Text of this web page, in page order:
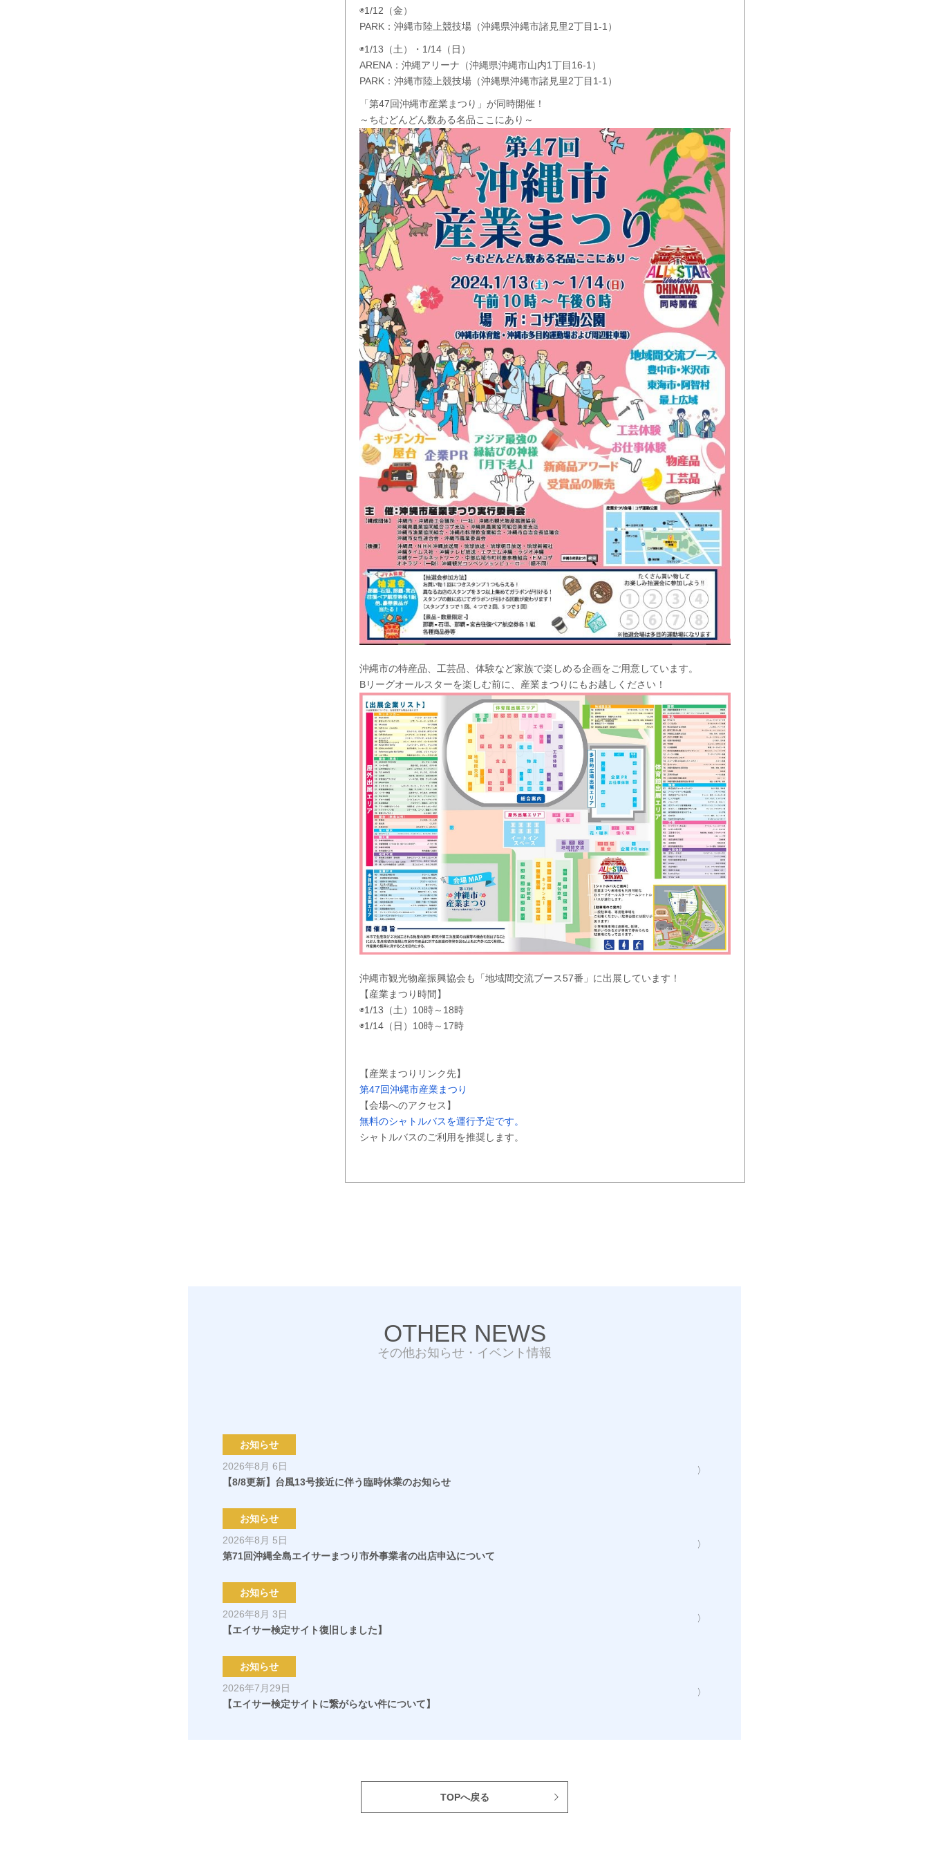
◉1/12（金）
PARK：沖縄市陸上競技場（沖縄県沖縄市諸見里2丁目1-1）
◉1/13（土）・1/14（日）
ARENA：沖縄アリーナ（沖縄県沖縄市山内1丁目16-1）
PARK：沖縄市陸上競技場（沖縄県沖縄市諸見里2丁目1-1）
「第47回沖縄市産業まつり」が同時開催！
～ちむどんどん数ある名品ここにあり～
沖縄市の特産品、工芸品、体験など家族で楽しめる企画をご用意しています。
Bリーグオールスターを楽しむ前に、産業まつりにもお越しください！
沖縄市観光物産振興協会も「地域間交流ブース57番」に出展しています！
【産業まつり時間】
◉1/13（土）10時～18時
◉1/14（日）10時～17時
【産業まつりリンク先】
第47回沖縄市産業まつり
【会場へのアクセス】
無料のシャトルバスを運行予定です。
シャトルバスのご利用を推奨します。
OTHER NEWS
その他お知らせ・イベント情報
お知らせ
2026年8月 6日
【8/8更新】台風13号接近に伴う臨時休業のお知らせ
お知らせ
2026年8月 5日
第71回沖縄全島エイサーまつり市外事業者の出店申込について
お知らせ
2026年8月 3日
【エイサー検定サイト復旧しました】
お知らせ
2026年7月29日
【エイサー検定サイトに繋がらない件について】
TOPへ戻る